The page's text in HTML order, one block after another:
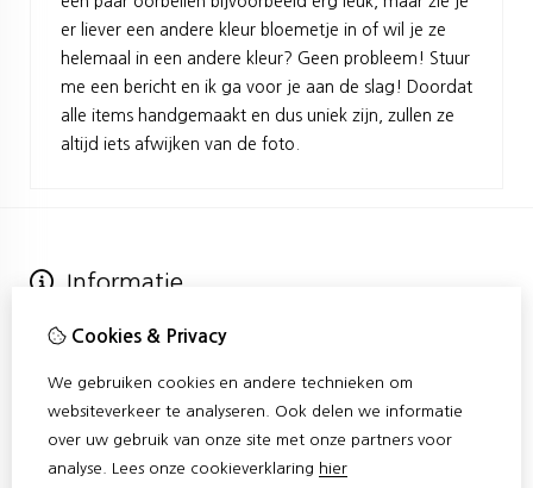
er liever een andere kleur bloemetje in of wil je ze
helemaal in een andere kleur? Geen probleem! Stuur
me een bericht en ik ga voor je aan de slag! Doordat
alle items handgemaakt en dus uniek zijn, zullen ze
altijd iets afwijken van de foto.
Informatie
Verzending
Klantenservice
Cookies & Privacy
We gebruiken cookies en andere technieken om
websiteverkeer te analyseren. Ook delen we informatie
over uw gebruik van onze site met onze partners voor
analyse.
Lees onze cookieverklaring hier